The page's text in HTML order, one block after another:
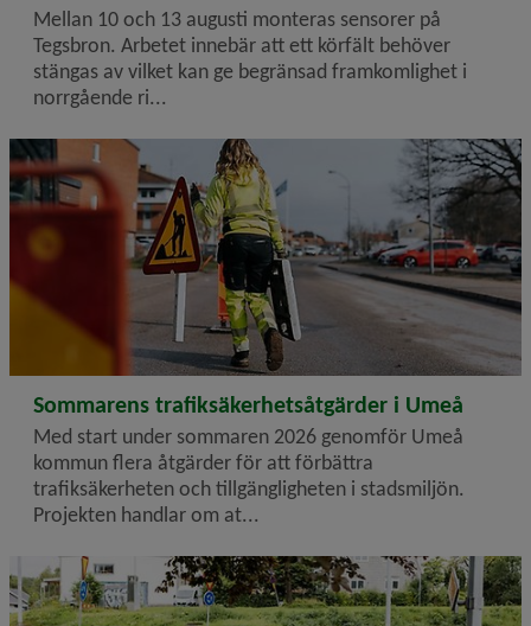
Mellan 10 och 13 augusti monteras sensorer på
Tegsbron. Arbetet innebär att ett körfält behöver
stängas av vilket kan ge begränsad framkomlighet i
norrgående ri...
2026-07-23
Sommarens trafiksäkerhetsåtgärder i Umeå
Med start under sommaren 2026 genomför Umeå
kommun flera åtgärder för att förbättra
trafiksäkerheten och tillgängligheten i stadsmiljön.
Projekten handlar om at...